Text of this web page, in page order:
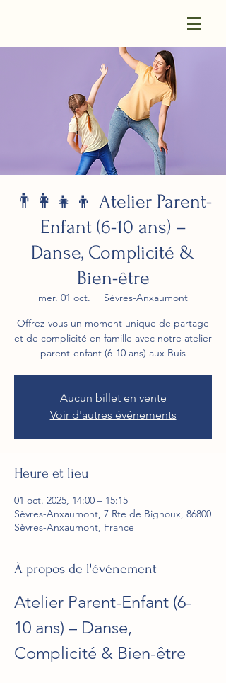
👨‍👩‍👧‍👦 Atelier Parent-
Enfant (6-10 ans) –
Danse, Complicité &
Bien-être
mer. 01 oct.
  |
Sèvres-Anxaumont
Offrez-vous un moment unique de partage
et de complicité en famille avec notre atelier
parent-enfant (6-10 ans) aux Buis
Aucun billet en vente
Voir d'autres événements
Heure et lieu
01 oct. 2025, 14:00 – 15:15
Sèvres-Anxaumont, 7 Rte de Bignoux, 86800
Sèvres-Anxaumont, France
À propos de l'événement
Atelier Parent-Enfant (6-
10 ans) – Danse,
Complicité & Bien-être